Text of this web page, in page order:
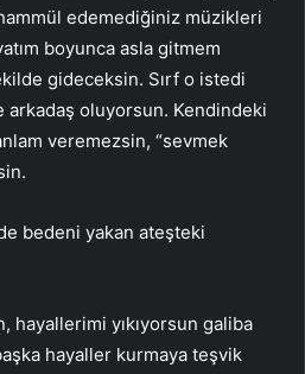
edemediğiniz müzikleri
boyunca asla gitmem
gideceksin. Sırf o istedi
oluyorsun. Kendindeki
veremezsin, “sevmek
bedeni yakan ateşteki
hayallerimi yıkıyorsun galiba
hayaller kurmaya teşvik